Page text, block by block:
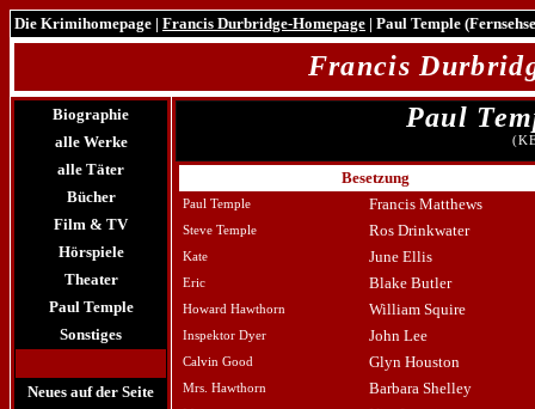
Die Krimihomepage | Francis Durbridge-Homepage | Paul Temple
Francis
Biographie
alle Werke
alle Täter
Bücher
Film & TV
Hörspiele
Theater
Paul Temple
Sonstiges
Neues auf der Seite
Paul
Besetzung
Paul Temple Francis Matthews
Steve Temple Ros Drinkwater
Kate June Ellis
Eric Blake Butler
Howard Hawthorn William Squire
Inspektor Dyer John Lee
Calvin Good Glyn Houston
Mrs. Hawthorn Barbara Shelley